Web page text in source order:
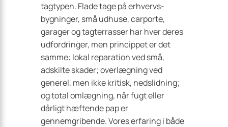
tagtypen. Flade tage på erhvervs­
bygninger, små udhuse, carporte,
garager og tagterrasser har hver deres
udfordringer, men princippet er det
samme: lokal reparation ved små,
adskilte skader; overlægning ved
generel, men ikke kritisk, nedslidning;
og total omlægning, når fugt eller
dårligt hæftende pap er
gennemgribende. Vores erfaring i både